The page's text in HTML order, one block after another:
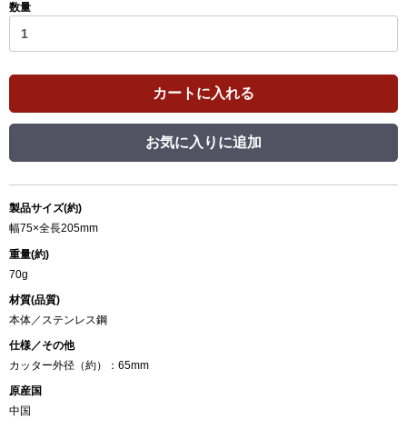
数量
カートに入れる
お気に入りに追加
製品サイズ(約)
幅75×全長205mm
重量(約)
70g
材質(品質)
本体／ステンレス鋼
仕様／その他
カッター外径（約）：65mm
原産国
中国